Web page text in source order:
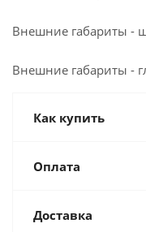
Внешние габариты -
Внешние габариты -
Как купить
Оплата
Доставка